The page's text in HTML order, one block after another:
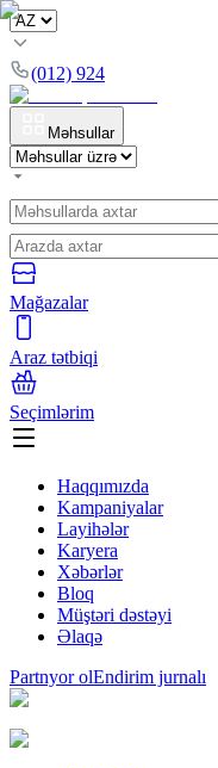
(012) 924
Məhsullar
Mağazalar
Araz tətbiqi
Seçimlərim
Haqqımızda
Kampaniyalar
Layihələr
Karyera
Xəbərlər
Bloq
Müştəri dəstəyi
Əlaqə
Partnyor olEndirim jurnalı